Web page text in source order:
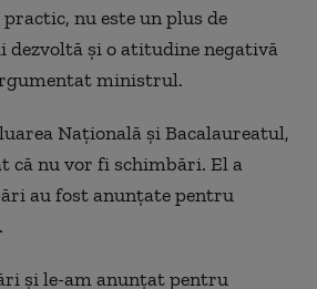
practic, nu este un plus de
dezvoltă şi o atitudine negativă
ministrul.
Naţională şi Bacalaureatul,
nu vor fi schimbări. El a
au fost anunţate pentru
şi le-am anunţat pentru